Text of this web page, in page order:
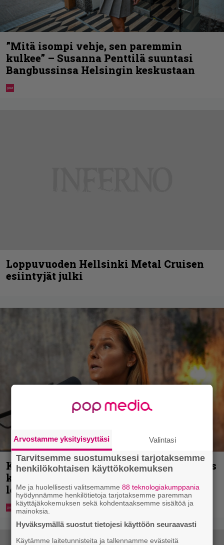
”Mitä isompi vehje, sen paremmin
kulkee” – Susanna Penttilä suuntasi
Bangbussinsa Helsingin keskustaan
Loppuvuoden Hellsinki Metal Cruisen
esiintyjät julki
Karita Tykän ja Sami Saikkosen rakkaus
kukoistaa – vähäpukeista hempeilyä ja
leveitä virnistyksiä laiturilla
Arvostamme yksityisyyttäsi Valintasi
Tarvitsemme suostumuksesi tarjotaksemme
henkilökohtaisen käyttökokemuksen
Me ja huolellisesti valitsemamme88 teknologiakumppania
hyödynnämme henkilötietoja tarjotaksemme paremman
käyttäjäkokemuksen sekä kohdentaaksemme sisältöä ja
mainoksia.
Hyväksymällä suostut tietojesi käyttöön seuraavasti
Käytämme laitetunnisteita ja tallennamme evästeitä